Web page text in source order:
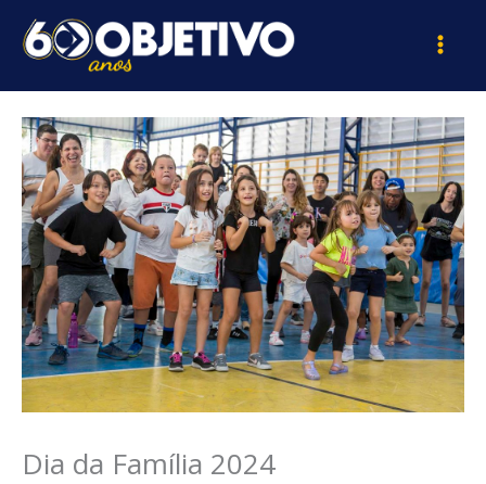
para
Dia da Família 2024